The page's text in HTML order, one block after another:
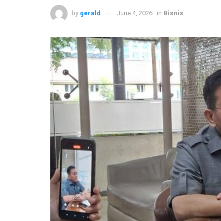
by gerald June 4, 2026 in Bisnis